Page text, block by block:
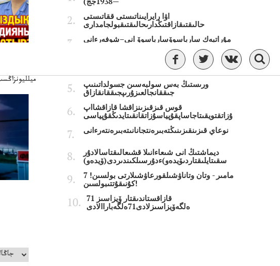
اۋا رايرايىناتىستى ققاتىستى
حالىقتىقازاقتىڭدارىحالىقتىقبولجامدارى
مۇراتبەك سارباسوۆسارباسوۆ انى–شوفەرءانى
قازاقستانداعى ەڭ لاس قالالاەڭتىزلاس
ورىستىڭ بەس سولبەسىن جسولداتىنىپ
جىققانجالعىزۇرىپجىققانقازاق
قوس قىزقىزىنزاقشا قازاقشااپ
ۇزاتقتويقىتاجاساپقۇپياسۇزاتقانقىتايدىڭقۇپياسى
نوعاي قىزىنقىزىنىڭتەبىرەنتجانانىتەبىرەنتەرءانى
ديماشتىڭ انى شىعاءانىلا قشىعالىقتاسالادۇر
سقىتايلىقتاردىۆيدەو)ءدۇرسىلكىندىردى(ۆيدەو)
7 مامىر - وتان وتاناۋشىلقورعاۋشىلارتى بولسىن!
كۇنىقۇتتىبولسىن!
قازاقستاندىقتار ۆيزاسىز 71
ەلگەۆيزاسىزلادى71ەلگەباراالادى